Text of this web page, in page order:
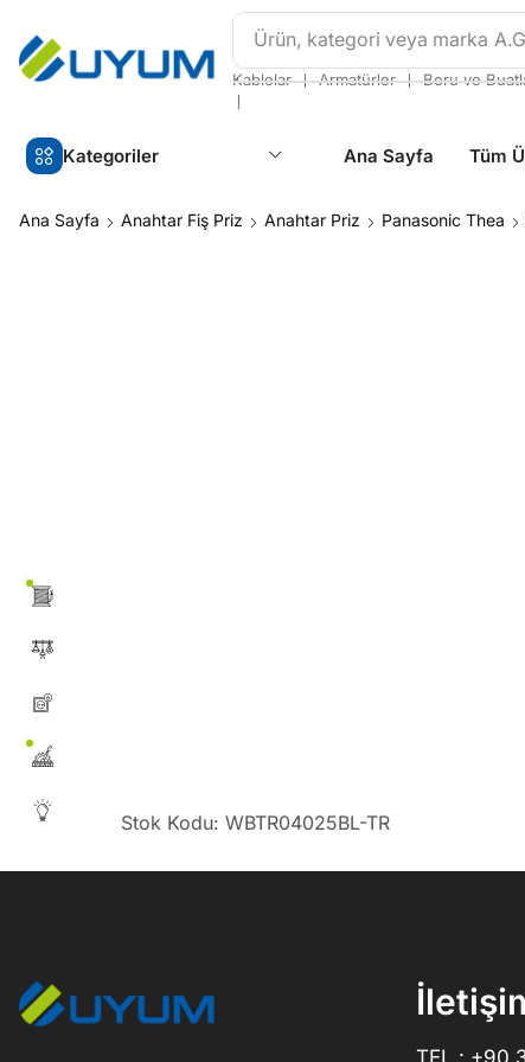
Ürün, kategori veya marka
Kablolar ❘ Armatürler ❘ Boru ve
❘
Kategoriler Ana Sayfa Tüm
Ana Sayfa Anahtar Fiş Priz Anahtar Priz Panasonic Thea
Stok Kodu: WBTR04025BL-TR